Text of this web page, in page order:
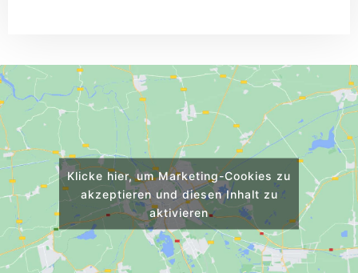
Klicke hier, um Marketing-Cookies zu
akzeptieren und diesen Inhalt zu
aktivieren